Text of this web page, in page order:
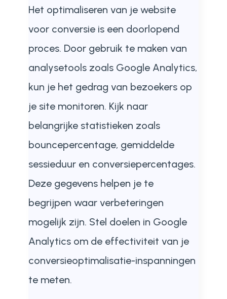
Het optimaliseren van je website
voor conversie is een doorlopend
proces. Door gebruik te maken van
analysetools zoals Google Analytics,
kun je het gedrag van bezoekers op
je site monitoren. Kijk naar
belangrijke statistieken zoals
bouncepercentage, gemiddelde
sessieduur en conversiepercentages.
Deze gegevens helpen je te
begrijpen waar verbeteringen
mogelijk zijn. Stel doelen in Google
Analytics om de effectiviteit van je
conversieoptimalisatie-inspanningen
te meten.